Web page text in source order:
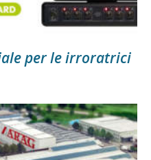
per le irroratrici